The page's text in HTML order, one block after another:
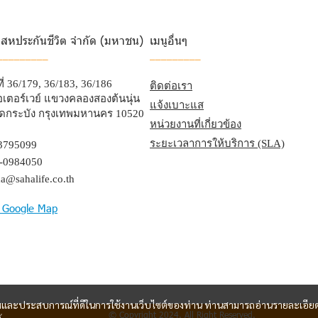
ะประสบการณ์ที่ดีในการใช้งานเว็บไซต์ของท่าน ท่านสามารถอ่านรายละเอีย
หประกันชีวิต จำกัด (มหาชน)
36/179, 36/183, 36/186
ตอร์เวย์ แขวงคลองสองต้นนุ่น
กระบัง กรุงเทพมหานคร 10520
0984050
Map
เมนูอื่นๆ
ติดต่อเรา
แจ้งเบาะแส
หน่วยงานที่เกี่ยวข้อง
ระยะเวลาการให้บริการ (SLA)
© Copyright 2024. All Right Reserved.